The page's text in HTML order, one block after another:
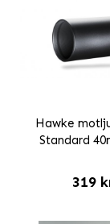
Hawke
Standard
319